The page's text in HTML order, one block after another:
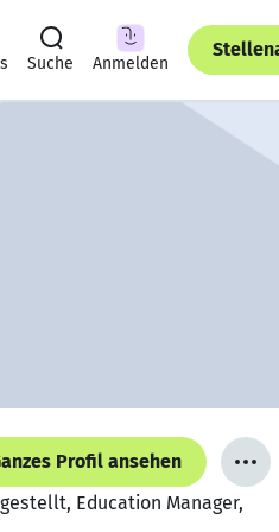
Suche Anmelden
Profil ansehen
Education Manager,